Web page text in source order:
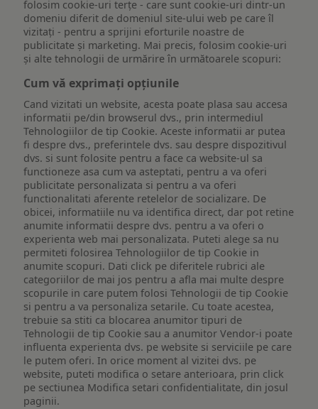
folosim cookie-uri terțe - care sunt cookie-uri dintr-un
domeniu diferit de domeniul site-ului web pe care îl
vizitați - pentru a sprijini eforturile noastre de
publicitate și marketing. Mai precis, folosim cookie-uri
și alte tehnologii de urmărire în următoarele scopuri:
Cum vă exprimați opțiunile
Cand vizitati un website, acesta poate plasa sau accesa
informatii pe/din browserul dvs., prin intermediul
Tehnologiilor de tip Cookie. Aceste informatii ar putea
fi despre dvs., preferintele dvs. sau despre dispozitivul
dvs. si sunt folosite pentru a face ca website-ul sa
functioneze asa cum va asteptati, pentru a va oferi
publicitate personalizata si pentru a va oferi
functionalitati aferente retelelor de socializare. De
obicei, informatiile nu va identifica direct, dar pot retine
anumite informatii despre dvs. pentru a va oferi o
experienta web mai personalizata. Puteti alege sa nu
permiteti folosirea Tehnologiilor de tip Cookie in
anumite scopuri. Dati click pe diferitele rubrici ale
categoriilor de mai jos pentru a afla mai multe despre
scopurile in care putem folosi Tehnologii de tip Cookie
si pentru a va personaliza setarile. Cu toate acestea,
trebuie sa stiti ca blocarea anumitor tipuri de
Tehnologii de tip Cookie sau a anumitor Vendor-i poate
influenta experienta dvs. pe website si serviciile pe care
le putem oferi. In orice moment al vizitei dvs. pe
website, puteti modifica o setare anterioara, prin click
pe sectiunea Modifica setari confidentialitate, din josul
paginii.